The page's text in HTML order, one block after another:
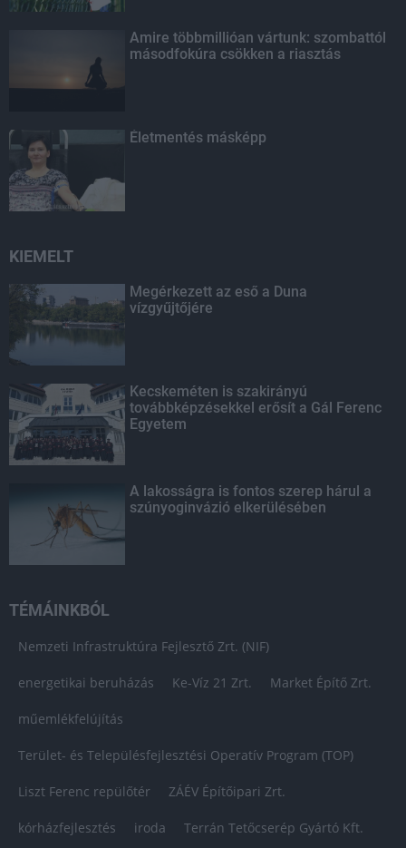
Amire többmillióan vártunk: szombattól
másodfokúra csökken a riasztás
Életmentés másképp
KIEMELT
Megérkezett az eső a Duna
vízgyűjtőjére
Kecskeméten is szakirányú
továbbképzésekkel erősít a Gál Ferenc
Egyetem
A lakosságra is fontos szerep hárul a
szúnyoginvázió elkerülésében
TÉMÁINKBÓL
Nemzeti Infrastruktúra Fejlesztő Zrt. (NIF)
energetikai beruházás Ke-Víz 21 Zrt. Market Építő Zrt.
műemlékfelújítás
Terület- és Településfejlesztési Operatív Program (TOP)
Liszt Ferenc repülőtér ZÁÉV Építőipari Zrt.
kórházfejlesztés iroda Terrán Tetőcserép Gyártó Kft.